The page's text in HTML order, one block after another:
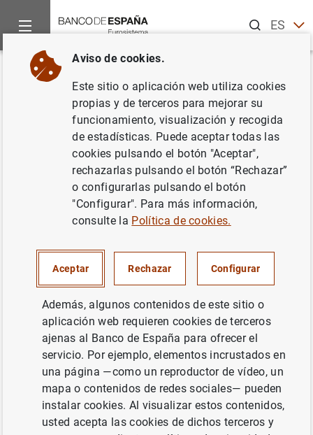
ESEN
Inicio Noticias y eventos
Volver
Evolución monetaria de la zona
del euro: enero 2012
POLÍTICA MONETARIA SITUACIÓN ECONÓMICA
Evolución monetaria de la zona del euro:
enero 2012 (228KB)
Siguiente
Estado financiero consolida...
Aviso de cookies.
Este sitio o aplicación web utiliza cookies
propias y de terceros para mejorar su
funcionamiento, visualización y recogida
de estadísticas. Puede aceptar todas las
cookies pulsando el botón "Aceptar",
rechazarlas pulsando el botón “Rechazar”
o configurarlas pulsando el botón
"Configurar". Para más información,
consulte la Política de cookies.
Aceptar Rechazar Configurar
Además, algunos contenidos de este sitio o
aplicación web requieren cookies de terceros
ajenas al Banco de España para ofrecer el
servicio. Por ejemplo, elementos incrustados en
una página —como un reproductor de vídeo, un
mapa o contenidos de redes sociales— pueden
instalar cookies. Al visualizar estos contenidos,
usted acepta las cookies de dichos terceros y